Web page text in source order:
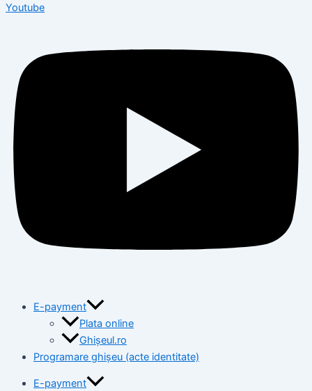
Youtube
E-payment
Plata online
Ghișeul.ro
Programare ghișeu (acte identitate)
E-payment